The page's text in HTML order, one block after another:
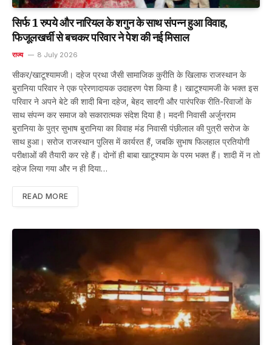
सिर्फ 1 रुपये और नारियल के शगुन के साथ संपन्न हुआ विवाह,
फिजूलखर्ची से बचकर परिवार ने पेश की नई मिसाल
राज्य 8 July 2026
सीकर/खाटूश्यामजी। दहेज प्रथा जैसी सामाजिक कुरीति के खिलाफ राजस्थान के
बुरानिया परिवार ने एक प्रेरणादायक उदाहरण पेश किया है। खाटूश्यामजी के भक्त इस
परिवार ने अपने बेटे की शादी बिना दहेज, बेहद सादगी और पारंपरिक रीति-रिवाजों के
साथ संपन्न कर समाज को सकारात्मक संदेश दिया है। मदनी निवासी अर्जुनराम
बुरानिया के पुत्र सुभाष बुरानिया का विवाह मंड निवासी पंछीलाल की पुत्री सरोज के
साथ हुआ। सरोज राजस्थान पुलिस में कार्यरत हैं, जबकि सुभाष फिलहाल प्रतियोगी
परीक्षाओं की तैयारी कर रहे हैं। दोनों ही बाबा खाटूश्याम के परम भक्त हैं। शादी में न तो
दहेज लिया गया और न ही दिया…
READ MORE